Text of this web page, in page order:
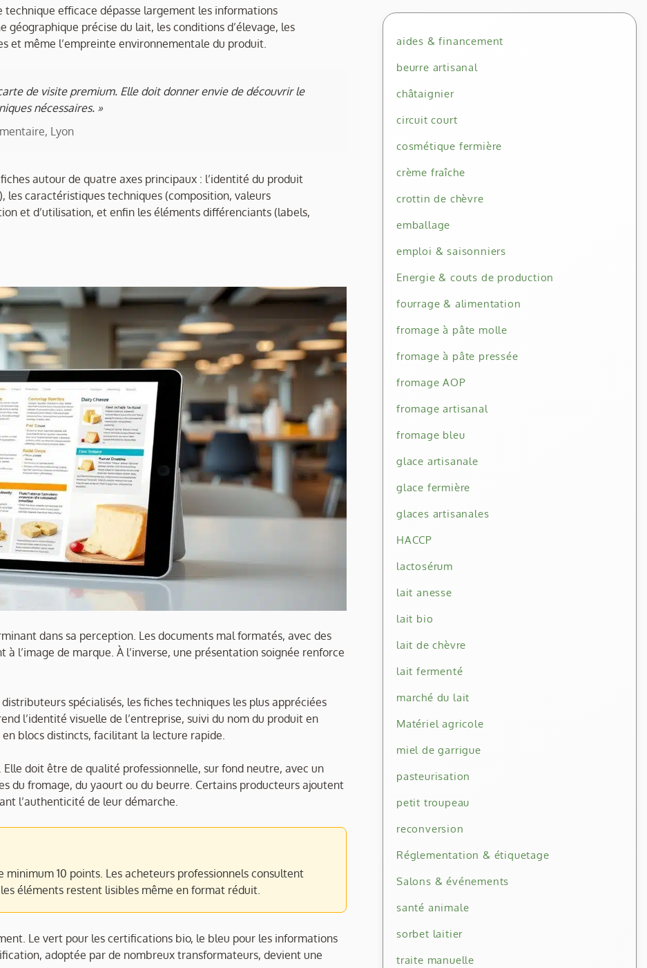
efficace dépasse largement les informations
précise du lait, les conditions d’élevage, les
et même l’empreinte environnementale du produit.
de visite premium. Elle doit donner envie de découvrir le
nécessaires. »
Lyon
autour de quatre axes principaux : l’identité du produit
caractéristiques techniques (composition, valeurs
et d’utilisation, et enfin les éléments différenciants (labels,
dans sa perception. Les documents mal formatés, avec des
l’image de marque. À l’inverse, une présentation soignée renforce
spécialisés, les fiches techniques les plus appréciées
l’identité visuelle de l’entreprise, suivi du nom du produit en
blocs distincts, facilitant la lecture rapide.
doit être de qualité professionnelle, sur fond neutre, avec un
du fromage, du yaourt ou du beurre. Certains producteurs ajoutent
l’authenticité de leur démarche.
10 points. Les acheteurs professionnels consultent
éléments restent lisibles même en format réduit.
Le vert pour les certifications bio, le bleu pour les informations
adoptée par de nombreux transformateurs, devient une
aides & financement
beurre artisanal
châtaignier
circuit court
cosmétique fermière
crème fraîche
crottin de chèvre
emballage
emploi & saisonniers
Energie & couts de production
fourrage & alimentation
fromage à pâte molle
fromage à pâte pressée
fromage AOP
fromage artisanal
fromage bleu
glace artisanale
glace fermière
glaces artisanales
HACCP
lactosérum
lait anesse
lait bio
lait de chèvre
lait fermenté
marché du lait
Matériel agricole
miel de garrigue
pasteurisation
petit troupeau
reconversion
Réglementation & étiquetage
Salons & événements
santé animale
sorbet laitier
traite manuelle